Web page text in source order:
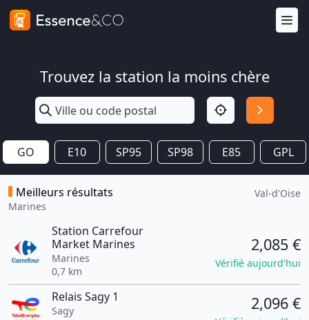
Trouvez la station la moins chère
GO E10 SP95 SP98 E85 GPL
Meilleurs résultats
Marines
Val-d'Oise
Station Carrefour
Market Marines
Marines
0,7 km
2,085 €
Vérifié aujourd'hui
Relais Sagy 1
Sagy
2,096 €